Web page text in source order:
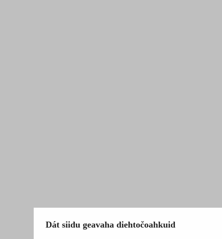
Dát siidu geavaha diehtočoahkuid